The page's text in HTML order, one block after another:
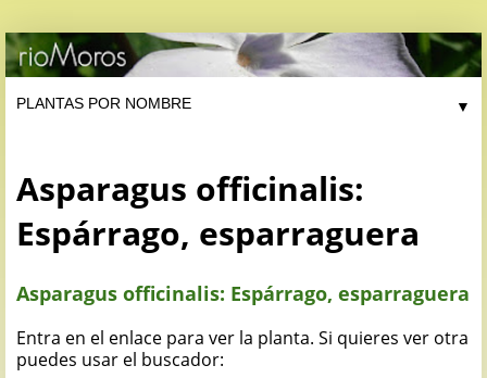
▼
Asparagus officinalis:
Espárrago, esparraguera
Asparagus officinalis: Espárrago, esparraguera
Entra en el enlace para ver la planta. Si quieres ver otra
puedes usar el buscador: